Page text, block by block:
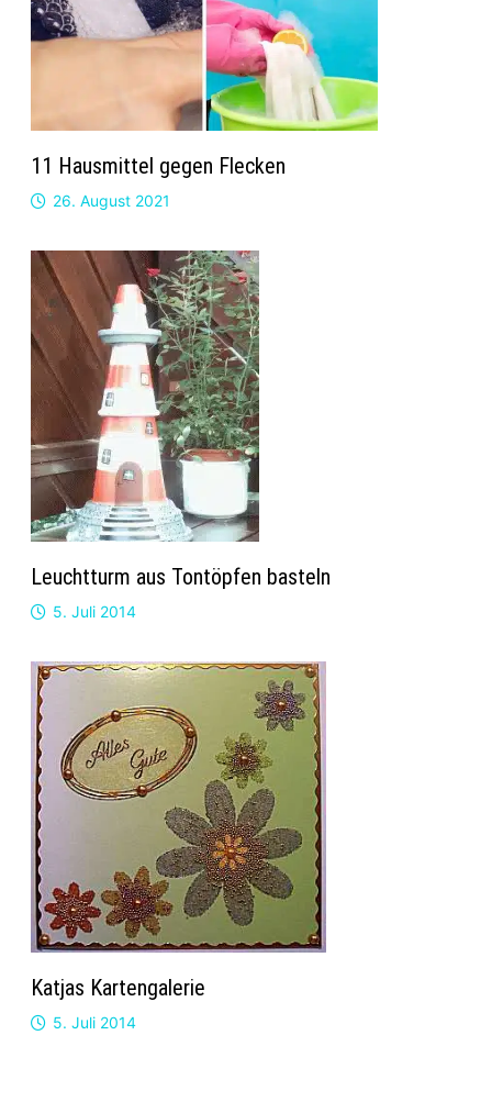
11 Hausmittel gegen Flecken
26. August 2021
Leuchtturm aus Tontöpfen basteln
5. Juli 2014
Katjas Kartengalerie
5. Juli 2014